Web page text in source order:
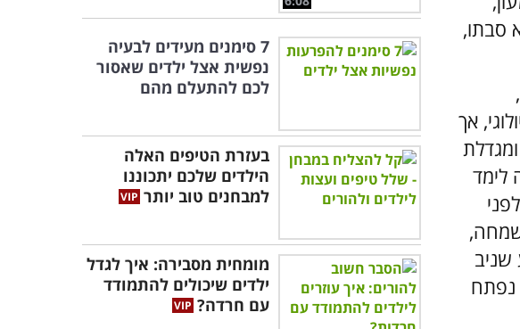
סבתו,
ביולוגי, אך
אליו. "למרות שאני אימא כבר 22 שנה ומגדלת
לימד
נפתח
7 סימנים מעידים לבעיה
נפשית אצל ילדים שאסור
לכם להתעלם מהם
בעזרת הטיפים האלה
הילדים שלכם יתכוננו
למבחנים טוב יותר
מומחית מסבירה: איך לגדל
ילדים שיכולים להתמודד
עם חרדה?